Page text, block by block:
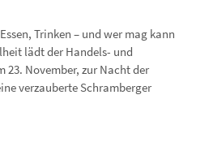
Trinken – und wer mag kann
lädt der Handels- und
23. November, zur Nacht der
verzauberte Schramberger